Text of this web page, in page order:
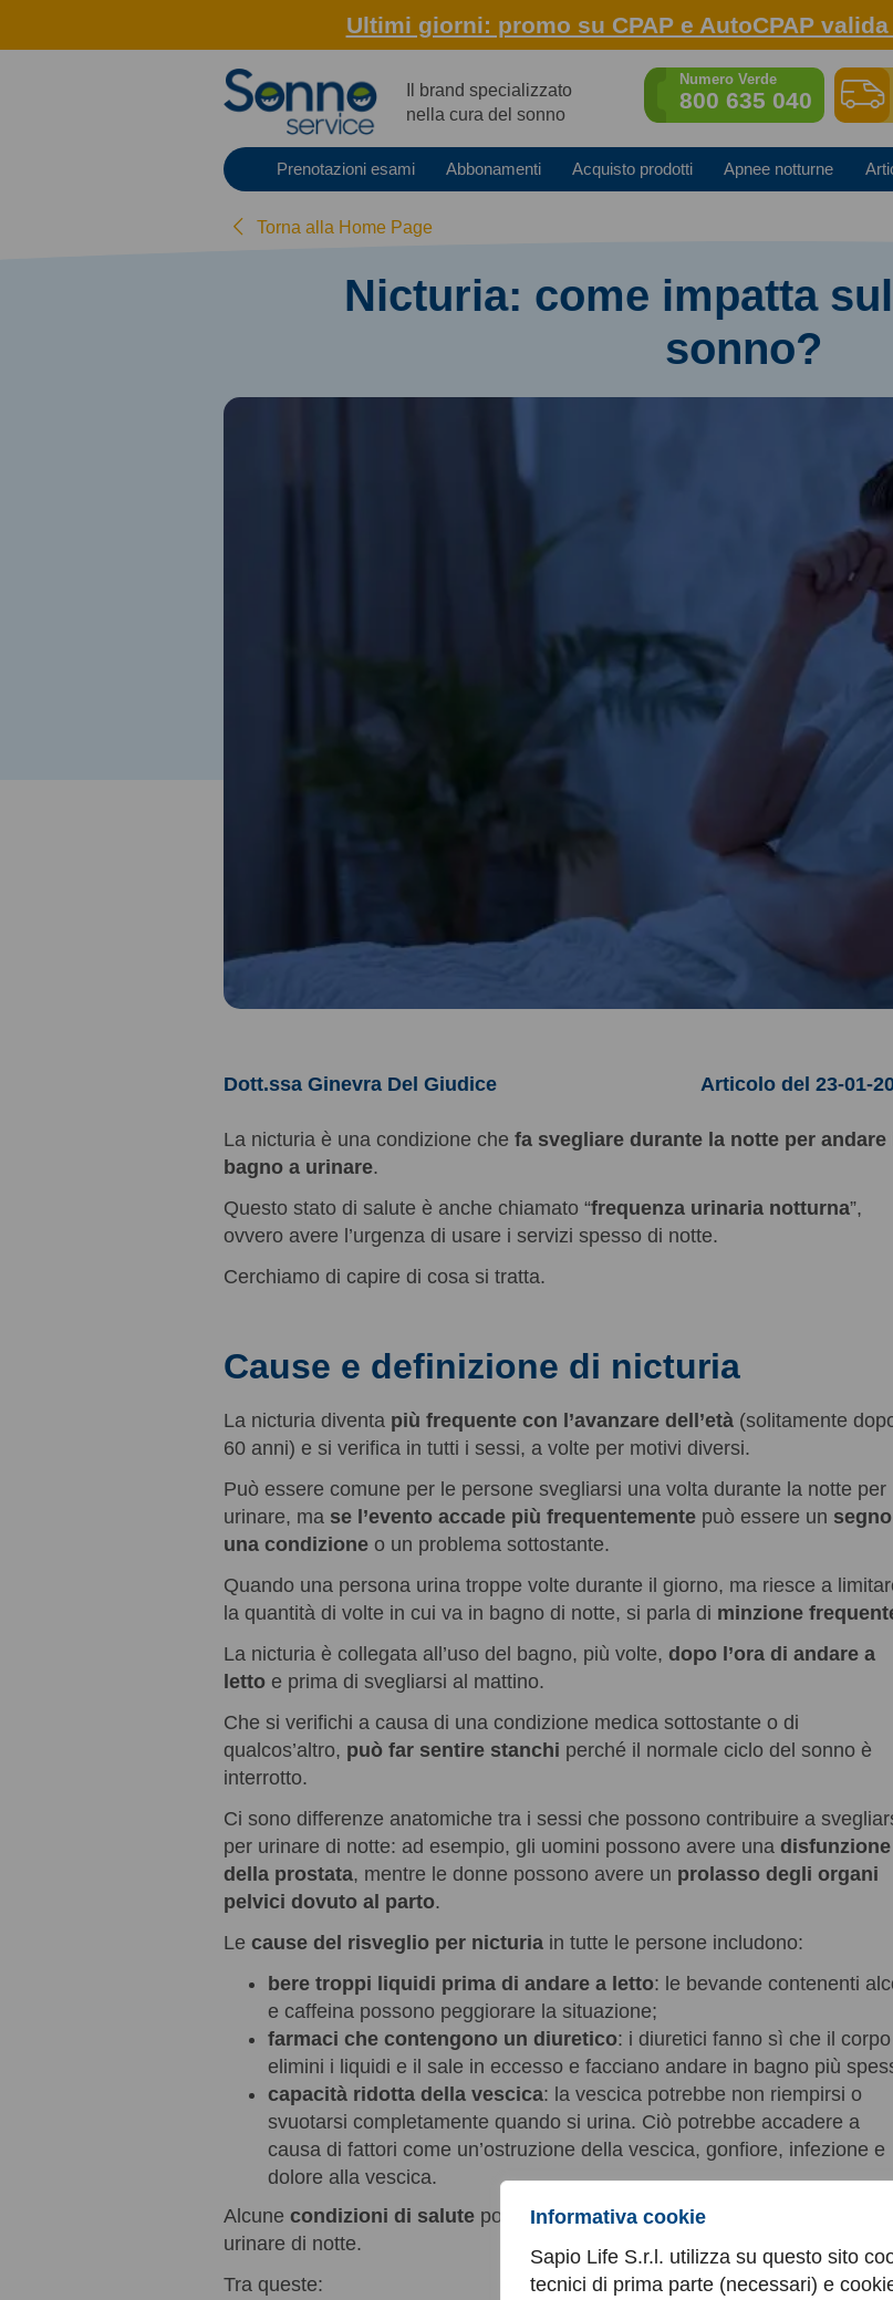
Informativa cookie
Sapio Life S.r.l. utilizza su questo sito
tecnici di prima parte (necessari) e
Ultimi giorni: promo su CPAP e AutoCPAP
Il brand specializzato
nella cura del sonno
Numero Verde
800 635 040
Prenotazioni esami Abbonamenti Acquisto prodotti Apnee notturne
Torna alla Home Page
Nicturia: come impatta
sonno?
Dott.ssa Ginevra Del Giudice Articolo del 23-01-
La nicturia è una condizione che fa svegliare durante la notte per andare
bagno a urinare.
Questo stato di salute è anche chiamato “frequenza urinaria notturna”,
ovvero avere l’urgenza di usare i servizi spesso di notte.
Cerchiamo di capire di cosa si tratta.
Cause e definizione di nicturia
La nicturia diventa più frequente con l’avanzare dell’età (solitamente
60 anni) e si verifica in tutti i sessi, a volte per motivi diversi.
Può essere comune per le persone svegliarsi una volta durante la notte per
urinare, ma se l’evento accade più frequentemente può essere un
una condizione o un problema sottostante.
Quando una persona urina troppe volte durante il giorno, ma riesce a
la quantità di volte in cui va in bagno di notte, si parla di minzione
La nicturia è collegata all’uso del bagno, più volte, dopo l’ora di andare a
letto e prima di svegliarsi al mattino.
Che si verifichi a causa di una condizione medica sottostante o di
qualcos’altro, può far sentire stanchi perché il normale ciclo del sonno è
interrotto.
Ci sono differenze anatomiche tra i sessi che possono contribuire a
per urinare di notte: ad esempio, gli uomini possono avere una disfunzione
della prostata, mentre le donne possono avere un prolasso degli organi
pelvici dovuto al parto.
Le cause del risveglio per nicturia in tutte le persone includono:
bere troppi liquidi prima di andare a letto: le bevande contenenti
e caffeina possono peggiorare la situazione;
farmaci che contengono un diuretico: i diuretici fanno sì che il corpo
elimini i liquidi e il sale in eccesso e facciano andare in bagno più
capacità ridotta della vescica: la vescica potrebbe non riempirsi o
svuotarsi completamente quando si urina. Ciò potrebbe accadere a
causa di fattori come un’ostruzione della vescica, gonfiore, infezione e
dolore alla vescica.
Alcune condizioni di salute possono causare la necessità di svegliarsi per
urinare di notte.
Tra queste: